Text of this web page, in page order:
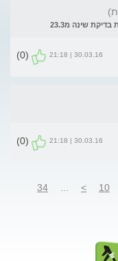
30.03.16 | 21:18
(0)
30.03.16 | 21:18
(0)
10
>
34